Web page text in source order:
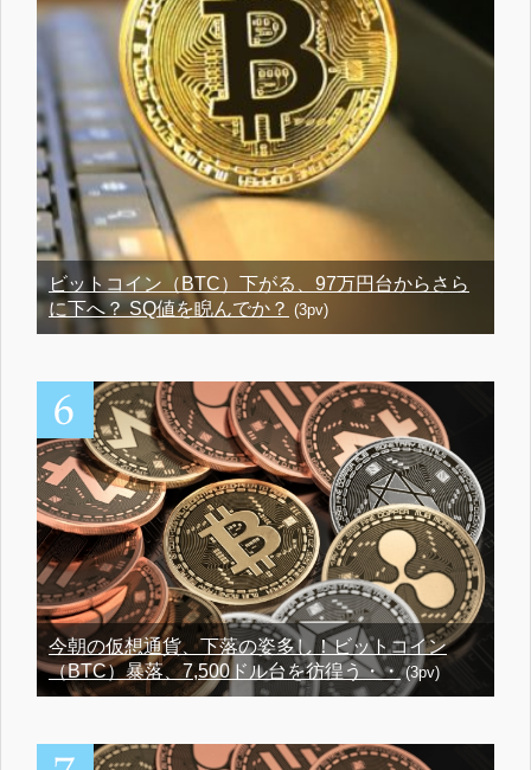
ビットコイン（BTC）下がる、97万円台からさら
に下へ？ SQ値を睨んでか？ (3pv)
今朝の仮想通貨、下落の姿多し！ビットコイン
（BTC）暴落、7,500ドル台を彷徨う・・(3pv)